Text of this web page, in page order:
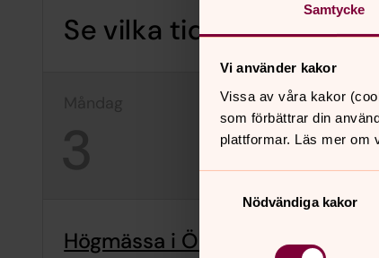
Samtycke
Vi använder kakor
Vissa av våra kakor
som förbättrar din
plattformar. Läs mer om
Nödvändiga kakor
Se vilka tider det är
tisdag
4
Högmässa i Örkelljunga kyrka